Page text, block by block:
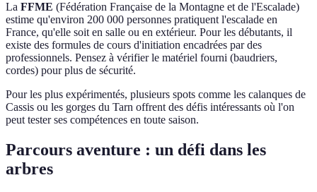
La FFME (Fédération Française de la Montagne et de l'Escalade)
estime qu'environ 200 000 personnes pratiquent l'escalade en
France, qu'elle soit en salle ou en extérieur. Pour les débutants, il
existe des formules de cours d'initiation encadrées par des
professionnels. Pensez à vérifier le matériel fourni (baudriers,
cordes) pour plus de sécurité.
Pour les plus expérimentés, plusieurs spots comme les calanques de
Cassis ou les gorges du Tarn offrent des défis intéressants où l'on
peut tester ses compétences en toute saison.
Parcours aventure : un défi dans les
arbres